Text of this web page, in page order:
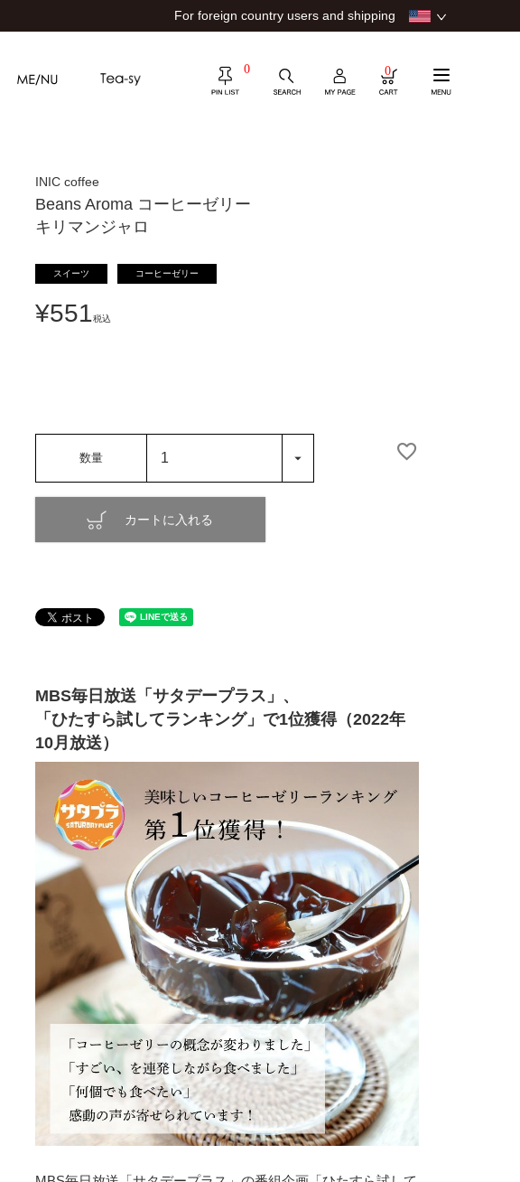
For foreign country users and shipping
0 0
INIC coffee
Beans Aroma コーヒーゼリー
キリマンジャロ
スイーツ コーヒーゼリー
¥551税込
カートに入れる
MBS毎日放送「サタデープラス」、
「ひたすら試してランキング」で1位獲得（2022年
10月放送）